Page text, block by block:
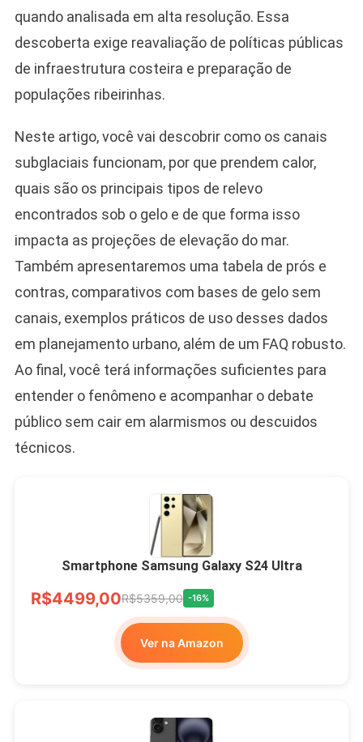
quando analisada em alta resolução. Essa
descoberta exige reavaliação de políticas públicas
de infraestrutura costeira e preparação de
populações ribeirinhas.
Neste artigo, você vai descobrir como os canais
subglaciais funcionam, por que prendem calor,
quais são os principais tipos de relevo
encontrados sob o gelo e de que forma isso
impacta as projeções de elevação do mar.
Também apresentaremos uma tabela de prós e
contras, comparativos com bases de gelo sem
canais, exemplos práticos de uso desses dados
em planejamento urbano, além de um FAQ robusto.
Ao final, você terá informações suficientes para
entender o fenômeno e acompanhar o debate
público sem cair em alarmismos ou descuidos
técnicos.
Smartphone Samsung Galaxy S24 Ultra
R$4499,00R$5359,00 -16%
Ver na Amazon